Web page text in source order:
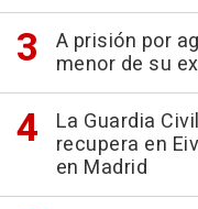
A prisión por
menor de su
La Guardia
recupera en
en Madrid